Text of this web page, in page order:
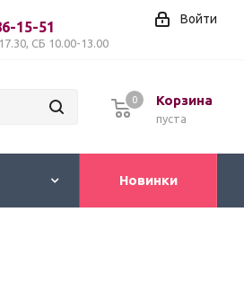
Войти
15-51
СБ 10.00-13.00
Корзина
пуста
0
Новинки